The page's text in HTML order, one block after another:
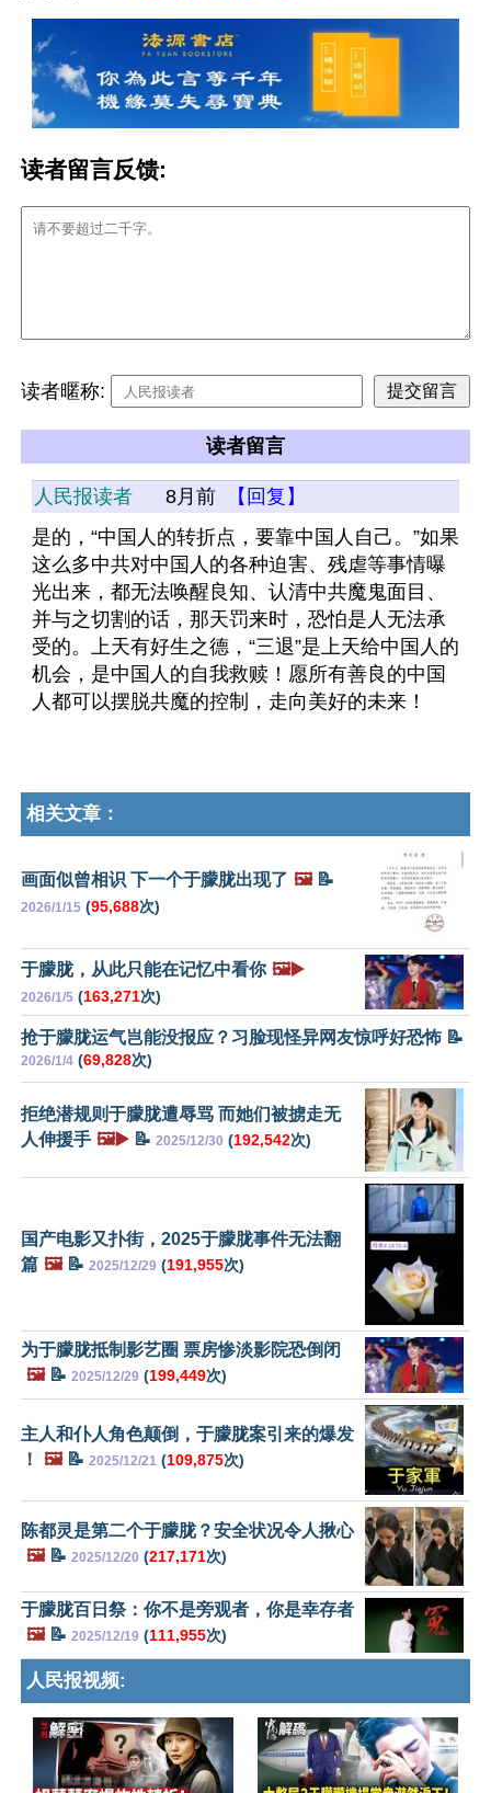
读者留言反馈:
读者暱称:
读者留言
人民报读者 8月前
【回复】
是的，“中国人的转折点，要靠中国人自己。”如果
这么多中共对中国人的各种迫害、残虐等事情曝
光出来，都无法唤醒良知、认清中共魔鬼面目、
并与之切割的话，那天罚来时，恐怕是人无法承
受的。上天有好生之德，“三退”是上天给中国人的
机会，是中国人的自我救赎！愿所有善良的中国
人都可以摆脱共魔的控制，走向美好的未来！
相关文章：
画面似曾相识 下一个于朦胧出现了 🖼️📝
2026/1/15 (95,688次)
于朦胧，从此只能在记忆中看你 🖼️▶️
2026/1/5 (163,271次)
抢于朦胧运气岂能没报应？习脸现怪异网友惊呼好恐怖 📝
2026/1/4 (69,828次)
拒绝潜规则于朦胧遭辱骂 而她们被掳走无
人伸援手 🖼️▶️ 📝 2025/12/30 (192,542次)
国产电影又扑街，2025于朦胧事件无法翻
篇 🖼️📝 2025/12/29 (191,955次)
为于朦胧抵制影艺圈 票房惨淡影院恐倒闭
🖼️📝 2025/12/29 (199,449次)
主人和仆人角色颠倒，于朦胧案引来的爆发
！
🖼️📝 2025/12/21 (109,875次)
陈都灵是第二个于朦胧？安全状况令人揪心
🖼️📝 2025/12/20 (217,171次)
于朦胧百日祭：你不是旁观者，你是幸存者
🖼️📝 2025/12/19 (111,955次)
人民报视频: